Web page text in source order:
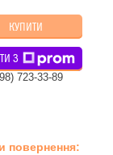
КУПИТИ
З
723-33-89